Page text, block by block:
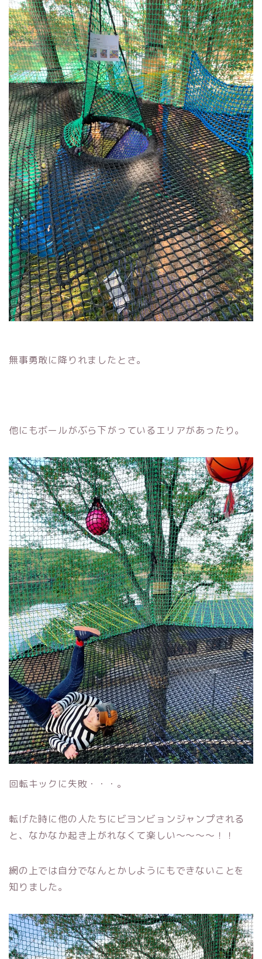
無事勇敢に降りれましたとさ。
他にもボールがぶら下がっているエリアがあったり。
回転キックに失敗・・・。
転げた時に他の人たちにビヨンビョンジャンプされる
と、なかなか起き上がれなくて楽しい〜〜〜〜！！
網の上では自分でなんとかしようにもできないことを
知りました。